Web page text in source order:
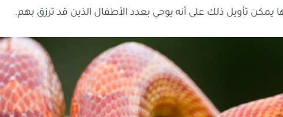
يمكن تأويل ذلك على أنه يوحي بعدد الأطفال الذين قد ترزق بهم.